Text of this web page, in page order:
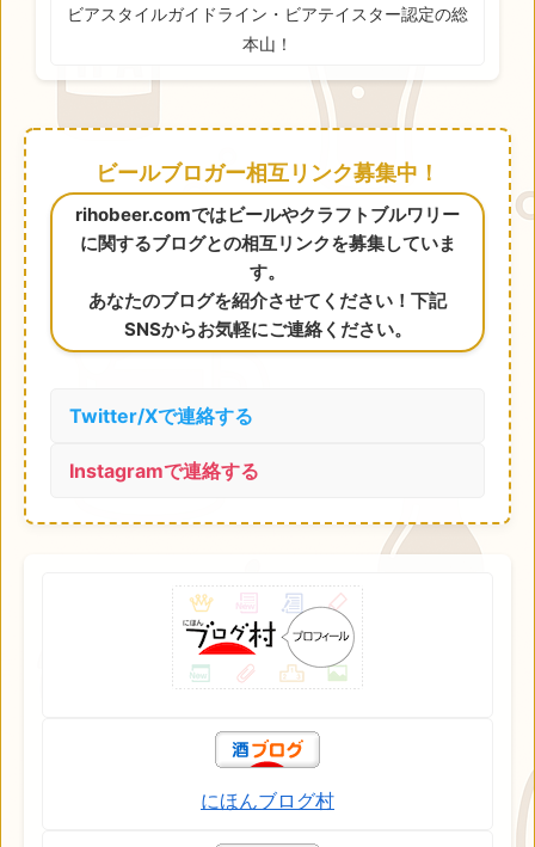
ビアスタイルガイドライン・ビアテイスター認定の総
本山！
ビールブロガー相互リンク募集中！
rihobeer.comではビールやクラフトブルワリー
に関するブログとの相互リンクを募集していま
す。
あなたのブログを紹介させてください！下記
SNSからお気軽にご連絡ください。
Twitter/Xで連絡する
Instagramで連絡する
にほんブログ村